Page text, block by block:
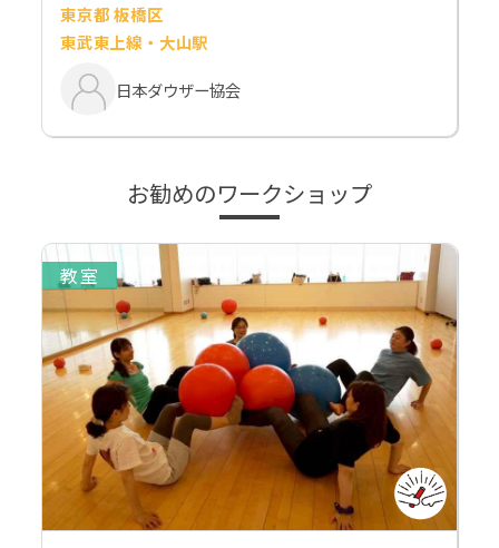
東京都 板橋区
東武東上線・大山駅
日本ダウザー協会
お勧めのワークショップ
教室